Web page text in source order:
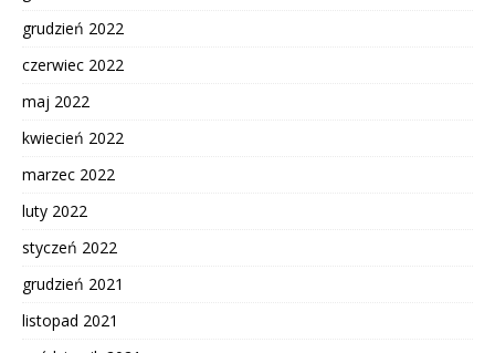
grudzień 2022
czerwiec 2022
maj 2022
kwiecień 2022
marzec 2022
luty 2022
styczeń 2022
grudzień 2021
listopad 2021